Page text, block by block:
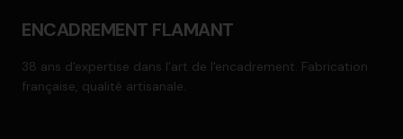
ENCADREMENT FLAMANT
38 ans d'expertise dans l'art de l'encadrement. Fabrication
française, qualité artisanale.